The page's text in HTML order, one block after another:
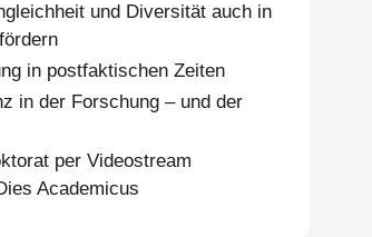
und Diversität auch in
in postfaktischen Zeiten
in der Forschung – und der
per Videostream
Academicus